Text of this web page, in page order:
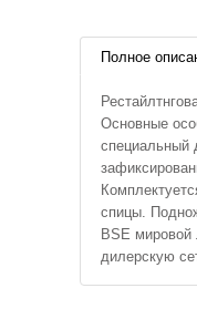
Полное
Основные
специальный
спицы.
BSE мировой
дилерскую